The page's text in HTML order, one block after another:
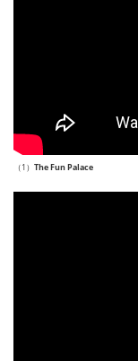
（1） The Fun Palace